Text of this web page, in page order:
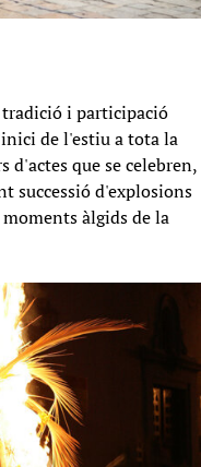
tradició i participació
de l'estiu a tota la
d'actes que se celebren,
successió d'explosions
àlgids de la